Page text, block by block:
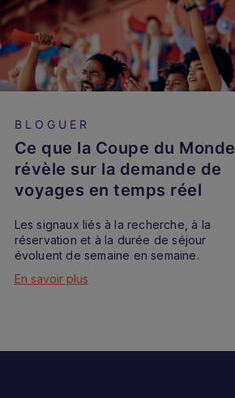
BLOGUER
Ce que la Coupe du Monde
révèle sur la demande de
voyages en temps réel
Les signaux liés à la recherche, à la
réservation et à la durée de séjour
évoluent de semaine en semaine.
En savoir plus